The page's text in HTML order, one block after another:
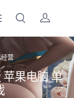
营
果电脑 单